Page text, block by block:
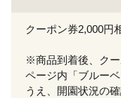
クーポン券2,000
※商品到着後、ク
ページ内「ブルー
うえ、開園状況の